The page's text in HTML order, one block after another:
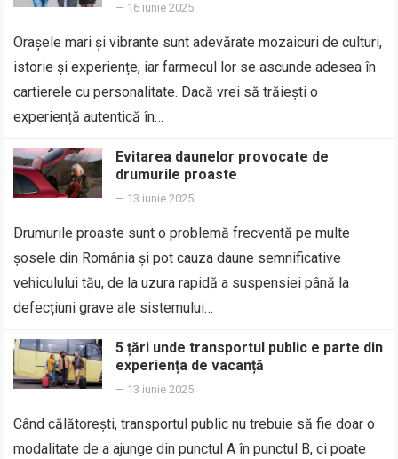
— 16 iunie 2025
Orașele mari și vibrante sunt adevărate mozaicuri de culturi,
istorie și experiențe, iar farmecul lor se ascunde adesea în
cartierele cu personalitate. Dacă vrei să trăiești o
experiență autentică în…
Evitarea daunelor provocate de
drumurile proaste
— 13 iunie 2025
Drumurile proaste sunt o problemă frecventă pe multe
șosele din România și pot cauza daune semnificative
vehiculului tău, de la uzura rapidă a suspensiei până la
defecțiuni grave ale sistemului…
5 țări unde transportul public e parte din
experiența de vacanță
— 13 iunie 2025
Când călătorești, transportul public nu trebuie să fie doar o
modalitate de a ajunge din punctul A în punctul B, ci poate